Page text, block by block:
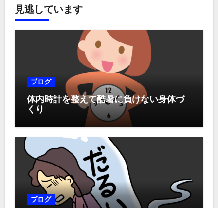
見逃しています
ブログ
体内時計を整えて酷暑に負けない身体づ
くり
ブログ